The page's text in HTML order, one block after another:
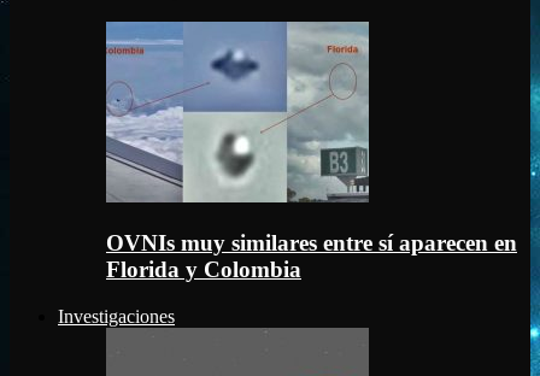
OVNIs muy similares entre sí aparecen en
Florida y Colombia
Investigaciones